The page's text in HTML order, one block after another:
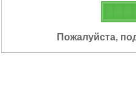
Пожалуйста,